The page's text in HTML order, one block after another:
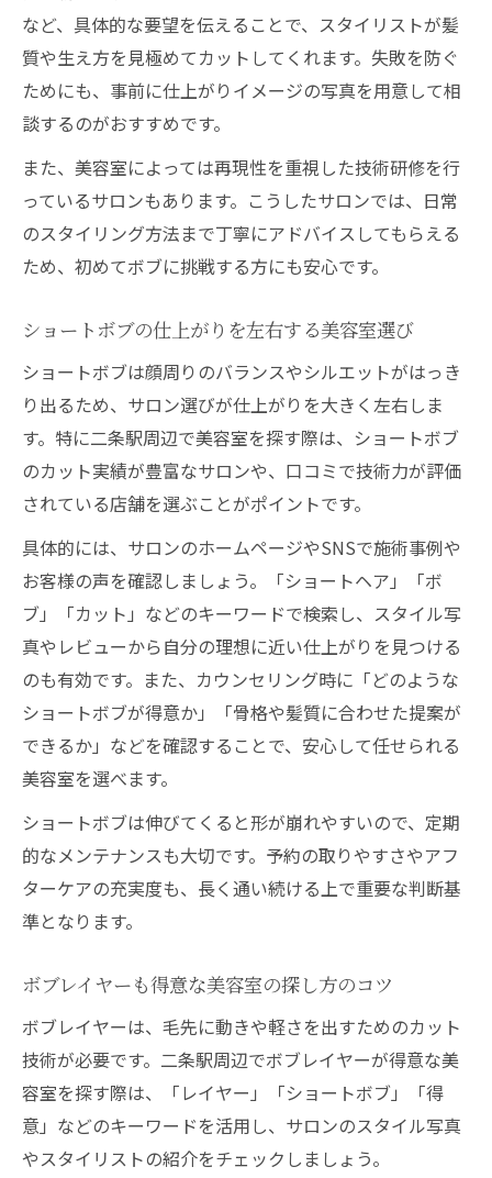
など、具体的な要望を伝えることで、スタイリストが髪
質や生え方を見極めてカットしてくれます。失敗を防ぐ
ためにも、事前に仕上がりイメージの写真を用意して相
談するのがおすすめです。
また、美容室によっては再現性を重視した技術研修を行
っているサロンもあります。こうしたサロンでは、日常
のスタイリング方法まで丁寧にアドバイスしてもらえる
ため、初めてボブに挑戦する方にも安心です。
ショートボブの仕上がりを左右する美容室選び
ショートボブは顔周りのバランスやシルエットがはっき
り出るため、サロン選びが仕上がりを大きく左右しま
す。特に二条駅周辺で美容室を探す際は、ショートボブ
のカット実績が豊富なサロンや、口コミで技術力が評価
されている店舗を選ぶことがポイントです。
具体的には、サロンのホームページやSNSで施術事例や
お客様の声を確認しましょう。「ショートヘア」「ボ
ブ」「カット」などのキーワードで検索し、スタイル写
真やレビューから自分の理想に近い仕上がりを見つける
のも有効です。また、カウンセリング時に「どのような
ショートボブが得意か」「骨格や髪質に合わせた提案が
できるか」などを確認することで、安心して任せられる
美容室を選べます。
ショートボブは伸びてくると形が崩れやすいので、定期
的なメンテナンスも大切です。予約の取りやすさやアフ
ターケアの充実度も、長く通い続ける上で重要な判断基
準となります。
ボブレイヤーも得意な美容室の探し方のコツ
ボブレイヤーは、毛先に動きや軽さを出すためのカット
技術が必要です。二条駅周辺でボブレイヤーが得意な美
容室を探す際は、「レイヤー」「ショートボブ」「得
意」などのキーワードを活用し、サロンのスタイル写真
やスタイリストの紹介をチェックしましょう。